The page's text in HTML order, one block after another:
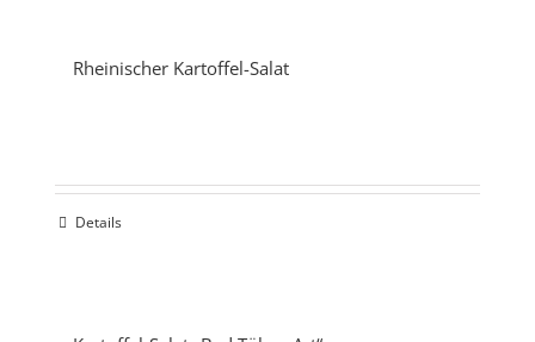
Rheinischer Kartoffel-Salat
Details